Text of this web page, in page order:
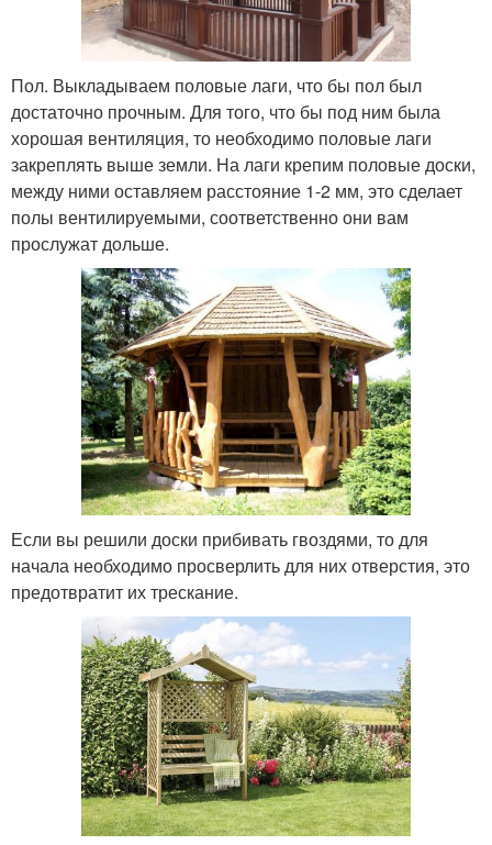
Пол. Выкладываем половые лаги, что бы пол был
достаточно прочным. Для того, что бы под ним была
хорошая вентиляция, то необходимо половые лаги
закреплять выше земли. На лаги крепим половые доски,
между ними оставляем расстояние 1-2 мм, это сделает
полы вентилируемыми, соответственно они вам
прослужат дольше.
Если вы решили доски прибивать гвоздями, то для
начала необходимо просверлить для них отверстия, это
предотвратит их трескание.